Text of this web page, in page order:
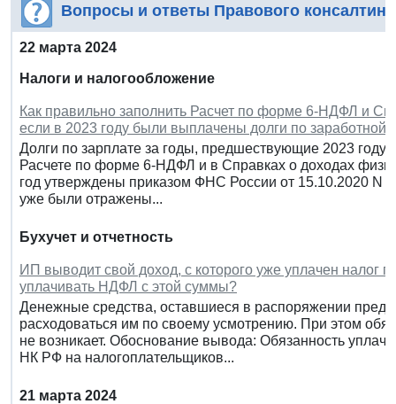
Вопросы и ответы Правового
22 марта 2024
Налоги и налогообложение
Как правильно заполнить Расчет по форме 6-НДФЛ и
если в 2023 году были выплачены долги по заработной
Долги по зарплате за годы, предшествующие 2023
Расчете по форме 6-НДФЛ и в Справках о доходах
год утверждены приказом ФНС России от 15.10.2020 N
уже были отражены...
Бухучет и отчетность
ИП выводит свой доход, с которого уже уплачен налог
уплачивать НДФЛ с этой суммы?
Денежные средства, оставшиеся в распоряжении
расходоваться им по своему усмотрению. При этом
не возникает. Обоснование вывода: Обязанность
НК РФ на налогоплательщиков...
21 марта 2024